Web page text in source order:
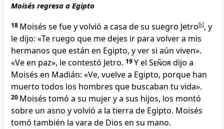
Moisés regresa a Egipto
18 Moisés se fue y volvió a casa de su suegro Jetro[k], y
le dijo: «Te ruego que me dejes ir para volver a mis
hermanos que están en Egipto, y ver si aún viven».
«Ve en paz», le contestó Jetro. 19Y el Señordijo a
Moisés en Madián: «Ve, vuelve a Egipto, porque han
muerto todos los hombres que buscaban tu vida».
20 Moisés tomó a su mujer y a sus hijos, los montó
sobre un asno y volvió a la tierra de Egipto. Moisés
tomó también la vara de Dios en su mano.